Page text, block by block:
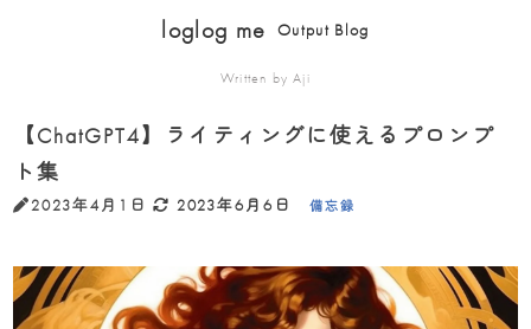
loglog me Output Blog
Written by Aji
【ChatGPT4】ライティングに使えるプロンプ
ト集
2023年4月1日 2023年6月6日 備忘録